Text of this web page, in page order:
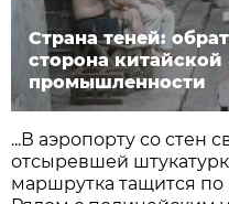
Страна теней:
сторона китайской
промышленности
...В аэропорту со стен
отсыревшей
маршрутка тащится